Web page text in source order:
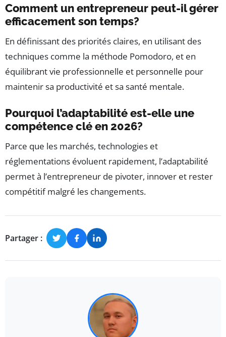
Comment un entrepreneur peut-il gérer
efficacement son temps?
En définissant des priorités claires, en utilisant des
techniques comme la méthode Pomodoro, et en
équilibrant vie professionnelle et personnelle pour
maintenir sa productivité et sa santé mentale.
Pourquoi l’adaptabilité est-elle une
compétence clé en 2026?
Parce que les marchés, technologies et
réglementations évoluent rapidement, l’adaptabilité
permet à l’entrepreneur de pivoter, innover et rester
compétitif malgré les changements.
Partager :